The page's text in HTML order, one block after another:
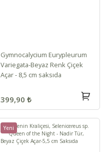
Gymnocalycium Eurypleurum
Variegata-Beyaz Renk Çiçek
Açar - 8,5 cm saksıda
399,90 ₺
Yeni